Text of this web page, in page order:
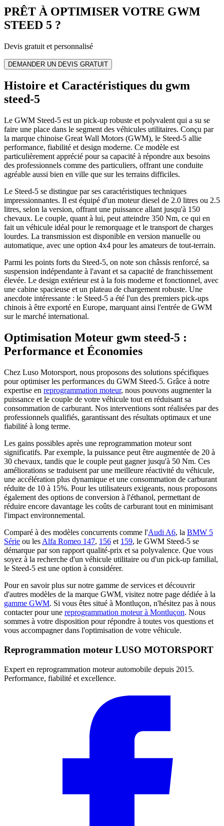
PRÊT À OPTIMISER VOTRE GWM
STEED 5 ?
Devis gratuit et personnalisé
DEMANDER UN DEVIS GRATUIT
Histoire et Caractéristiques du gwm
steed-5
Le GWM Steed-5 est un pick-up robuste et polyvalent qui a su se
faire une place dans le segment des véhicules utilitaires. Conçu par
la marque chinoise Great Wall Motors (GWM), le Steed-5 allie
performance, fiabilité et design moderne. Ce modèle est
particulièrement apprécié pour sa capacité à répondre aux besoins
des professionnels comme des particuliers, offrant une conduite
agréable aussi bien en ville que sur les terrains difficiles.
Le Steed-5 se distingue par ses caractéristiques techniques
impressionnantes. Il est équipé d'un moteur diesel de 2.0 litres ou 2.5
litres, selon la version, offrant une puissance allant jusqu'à 150
chevaux. Le couple, quant à lui, peut atteindre 350 Nm, ce qui en
fait un véhicule idéal pour le remorquage et le transport de charges
lourdes. La transmission est disponible en version manuelle ou
automatique, avec une option 4x4 pour les amateurs de tout-terrain.
Parmi les points forts du Steed-5, on note son châssis renforcé, sa
suspension indépendante à l'avant et sa capacité de franchissement
élevée. Le design extérieur est à la fois moderne et fonctionnel, avec
une cabine spacieuse et un plateau de chargement robuste. Une
anecdote intéressante : le Steed-5 a été l'un des premiers pick-ups
chinois à être exporté en Europe, marquant ainsi l'entrée de GWM
sur le marché international.
Optimisation Moteur gwm steed-5 :
Performance et Économies
Chez Luso Motorsport, nous proposons des solutions spécifiques
pour optimiser les performances du GWM Steed-5. Grâce à notre
expertise en reprogrammation moteur, nous pouvons augmenter la
puissance et le couple de votre véhicule tout en réduisant sa
consommation de carburant. Nos interventions sont réalisées par des
professionnels qualifiés, garantissant des résultats optimaux et une
fiabilité à long terme.
Les gains possibles après une reprogrammation moteur sont
significatifs. Par exemple, la puissance peut être augmentée de 20 à
30 chevaux, tandis que le couple peut gagner jusqu'à 50 Nm. Ces
améliorations se traduisent par une meilleure réactivité du véhicule,
une accélération plus dynamique et une consommation de carburant
réduite de 10 à 15%. Pour les utilisateurs exigeants, nous proposons
également des options de conversion à l'éthanol, permettant de
réduire encore davantage les coûts de carburant tout en minimisant
l'impact environnemental.
Comparé à des modèles concurrents comme l'Audi A6, la BMW 5
Série ou les Alfa Romeo 147, 156 et 159, le GWM Steed-5 se
démarque par son rapport qualité-prix et sa polyvalence. Que vous
soyez à la recherche d'un véhicule utilitaire ou d'un pick-up familial,
le Steed-5 est une option à considérer.
Pour en savoir plus sur notre gamme de services et découvrir
d'autres modèles de la marque GWM, visitez notre page dédiée à la
gamme GWM. Si vous êtes situé à Montluçon, n'hésitez pas à nous
contacter pour une reprogrammation moteur à Montluçon. Nous
sommes à votre disposition pour répondre à toutes vos questions et
vous accompagner dans l'optimisation de votre véhicule.
Reprogrammation moteur LUSO MOTORSPORT
Expert en reprogrammation moteur automobile depuis 2015.
Performance, fiabilité et excellence.